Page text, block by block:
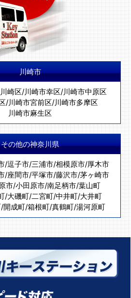
川崎市
崎区/川崎市幸区/川崎市中原区
/川崎市宮前区/川崎市多摩区
川崎市麻生区
その他の神奈川県
/逗子市/三浦市/相模原市/厚木市
/座間市/平塚市/藤沢市/茅ヶ崎市
市/小田原市/南足柄市/葉山町
/大磯町/二宮町/中井町/大井町
/開成町/箱根町/真鶴町/湯河原町